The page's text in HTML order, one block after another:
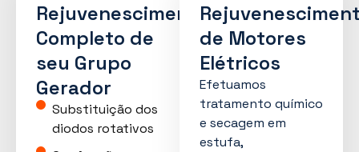
Rejuvenescimento
Completo de
seu Grupo
Gerador
Substituição dos
diodos rotativos
de Motores
Elétricos
Efetuamos
tratamento químico
e secagem em
estufa,